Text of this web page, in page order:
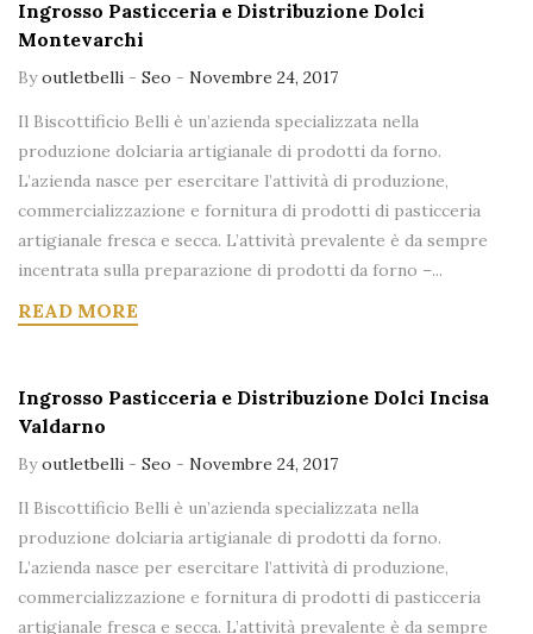
Ingrosso Pasticceria e Distribuzione Dolci
Montevarchi
Byoutletbelli - Seo - Novembre 24, 2017
Il Biscottificio Belli è un’azienda specializzata nella
produzione dolciaria artigianale di prodotti da forno.
L’azienda nasce per esercitare l’attività di produzione,
commercializzazione e fornitura di prodotti di pasticceria
artigianale fresca e secca. L’attività prevalente è da sempre
incentrata sulla preparazione di prodotti da forno –...
READ MORE
Ingrosso Pasticceria e Distribuzione Dolci Incisa
Valdarno
Byoutletbelli - Seo - Novembre 24, 2017
Il Biscottificio Belli è un’azienda specializzata nella
produzione dolciaria artigianale di prodotti da forno.
L’azienda nasce per esercitare l’attività di produzione,
commercializzazione e fornitura di prodotti di pasticceria
artigianale fresca e secca. L’attività prevalente è da sempre